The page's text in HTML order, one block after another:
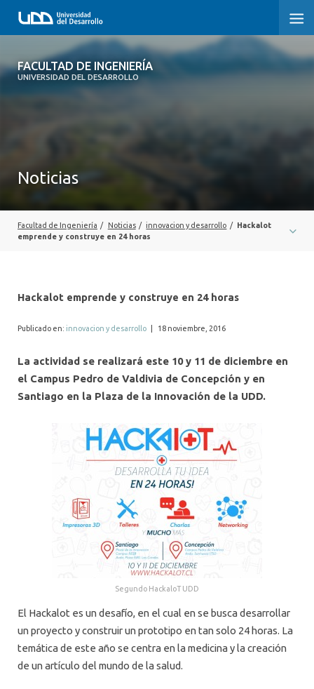
FACULTAD DE INGENIERÍA
UNIVERSIDAD DEL DESARROLLO
FACULTAD DE INGENIERÍA
INNOVACIÓN Y EMPRENDIMIENTO
EVENTOS
Noticias
Facultad de Ingeniería / Noticias / innovacion y desarrollo /
Hackalot
emprende y construye en 24 horas
Hackalot emprende y construye en 24 horas
Publicado en: innovacion y desarrollo 18 noviembre, 2016
La actividad se realizará este 10 y 11 de diciembre en
el Campus Pedro de Valdivia de Concepción y en
Santiago en la Plaza de la Innovación de la UDD.
Segundo HackaloT UDD
El Hackalot es un desafío, en el cual en se busca desarrollar
un proyecto y construir un prototipo en tan solo 24 horas. La
temática de este año se centra en la medicina y la creación
de un artículo del mundo de la salud.